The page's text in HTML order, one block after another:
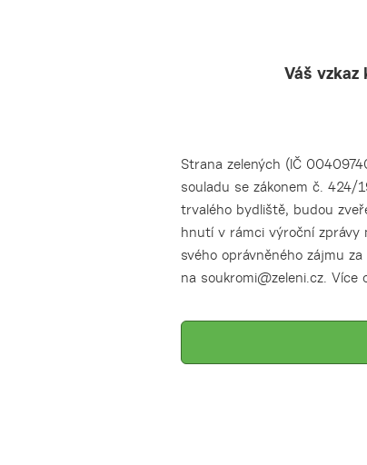
Váš vzkaz
Strana zelených (IČ
souladu se zákonem č. 424/
trvalého bydliště, budou
hnutí v rámci výroční zprávy
svého oprávněného zájmu
na soukromi@zeleni.cz.